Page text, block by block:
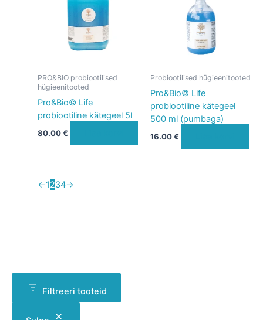
Filtreeri tooteid
PRO&BIO probiootilised
hügieenitooted
Pro&Bio© Life
probiootiline kätegeel 5l
80.00€
Probiootilised hügieenitooted
Pro&Bio© Life
probiootiline kätegeel
500 ml (pumbaga)
16.00€
←1234→